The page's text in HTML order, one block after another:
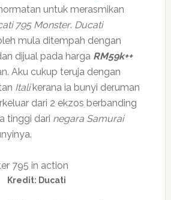
untuk merasmikan
795 Monster. Ducati
mula ditempah dengan
dijual pada harga RM59k++
Aku cukup teruja dengan
Italikerana ia bunyi deruman
dari 2 ekzos berbanding
tinggi dari negara Samurai
Kredit: Ducati